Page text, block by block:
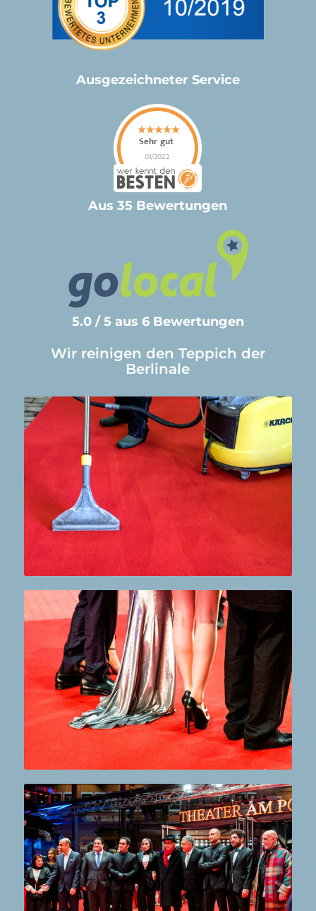
Ausgezeichneter Service
Aus 35 Bewertungen
5.0 / 5 aus 6 Bewertungen
Wir reinigen den Teppich der
Berlinale